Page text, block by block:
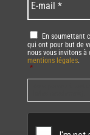
mail *
RGPD *
En soumettant
qui ont pour but de
nous vous invitons à
mentions légales.
*